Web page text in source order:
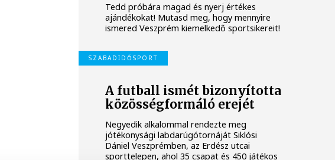
Tedd próbára magad és nyerj értékes
ajándékokat! Mutasd meg, hogy mennyire
ismered Veszprém kiemelkedő sportsikereit!
SZABADIDŐSPORT
A futball ismét bizonyította
közösségformáló erejét
Negyedik alkalommal rendezte meg
jótékonysági labdarúgótornáját Siklósi
Dániel Veszprémben, az Erdész utcai
sporttelepen, ahol 35 csapat és 450 játékos